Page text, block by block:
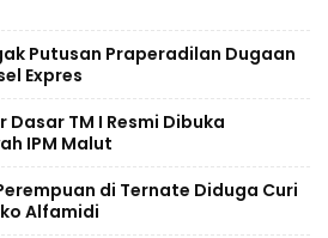
Putusan Praperadilan Dugaan
Expres
Dasar TM I Resmi Dibuka
IPM Malut
di Ternate Diduga Curi
Alfamidi